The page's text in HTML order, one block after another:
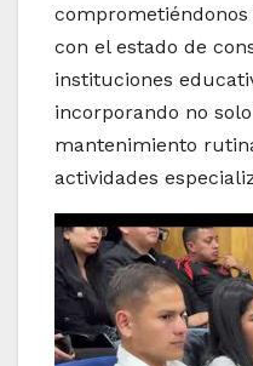
con el estado de
instituciones
incorporando no
mantenimiento
actividades